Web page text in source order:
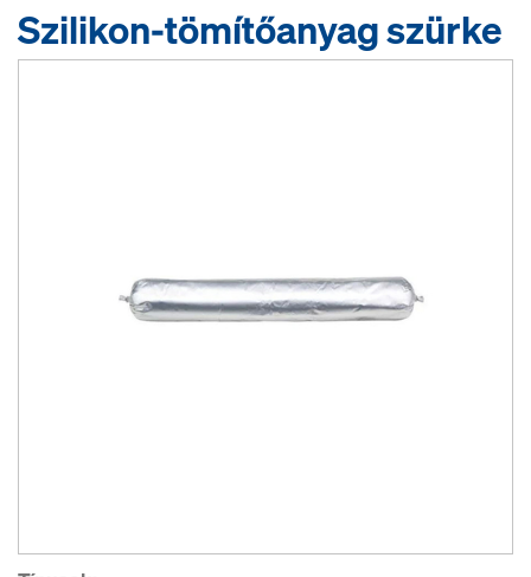
Szilikon-tömítőanyag szürke